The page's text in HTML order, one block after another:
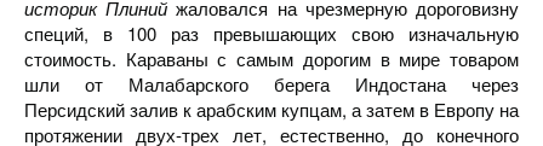
историк Плиний жаловался на чрезмерную дороговизну
специй, в 100 раз превышающих свою изначальную
стоимость. Караваны с самым дорогим в мире товаром
шли от Малабарского берега Индостана через
Персидский залив к арабским купцам, а затем в Европу на
протяжении двух-трех лет, естественно, до конечного